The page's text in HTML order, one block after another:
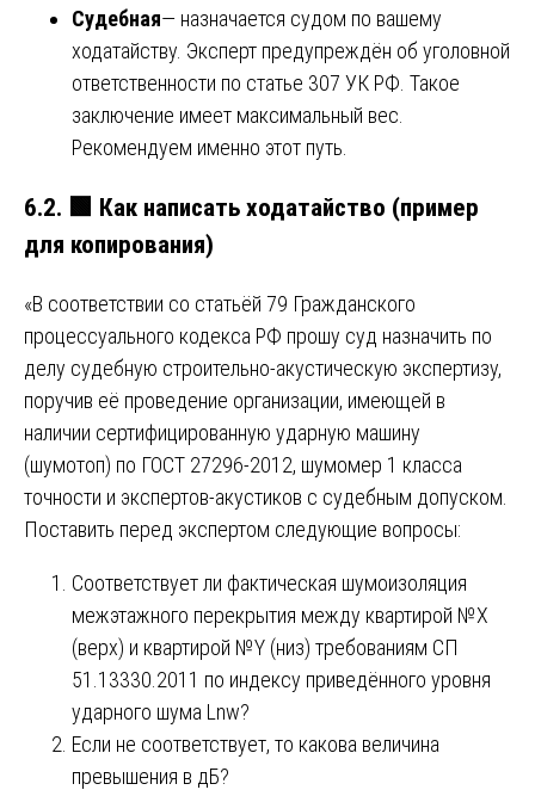
Судебная— назначается судом по вашему
ходатайству. Эксперт предупреждён об уголовной
ответственности по статье 307 УК РФ. Такое
заключение имеет максимальный вес.
Рекомендуем именно этот путь.
6.2. 🟩 Как написать ходатайство (пример
для копирования)
«В соответствии со статьёй 79 Гражданского
процессуального кодекса РФ прошу суд назначить по
делу судебную строительно-акустическую экспертизу,
поручив её проведение организации, имеющей в
наличии сертифицированную ударную машину
(шумотоп) по ГОСТ 27296-2012, шумомер 1 класса
точности и экспертов-акустиков с судебным допуском.
Поставить перед экспертом следующие вопросы:
Соответствует ли фактическая шумоизоляция
межэтажного перекрытия между квартирой №Х
(верх) и квартирой №Y (низ) требованиям СП
51.13330.2011 по индексу приведённого уровня
ударного шума Lnw?
Если не соответствует, то какова величина
превышения в дБ?